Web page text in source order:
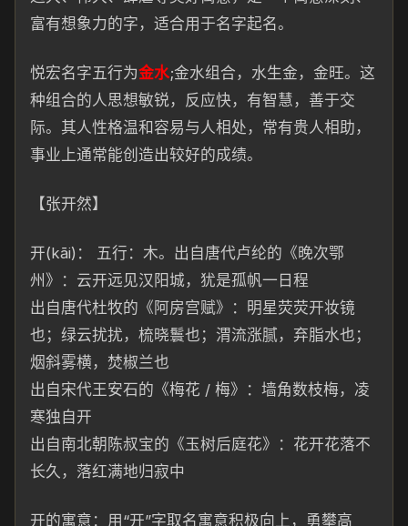
富有想象力的字，适合用于名字起名。
悦宏名字五行为金水;金水组合，水生金，金旺。 这
种组合的人思想敏锐，反应快，有智慧，善于交
际。其人性格温和 容易与人相处，常有贵人相助，
事业上通常能创造出较好的成绩。
【张开然】
开(kāi)： 五行： 木。出自唐代卢纶的《晚次鄂
州》：云开远见汉阳城，犹是孤帆一日 程
出自唐代杜牧的《阿房宫赋》： 明星荧荧开妆镜
也；绿云扰扰， 梳晓鬟也；渭流涨腻，弃脂水也；
烟斜雾横，焚椒兰也
出自宋代王安石的《梅花 / 梅》：墙角数枝梅， 凌
寒独自开
出自南北朝陈叔宝的《玉树后庭花》： 花开花落不
长久，落红满地归寂中
开的寓意：用“开”字取名寓意积极向上，勇攀高